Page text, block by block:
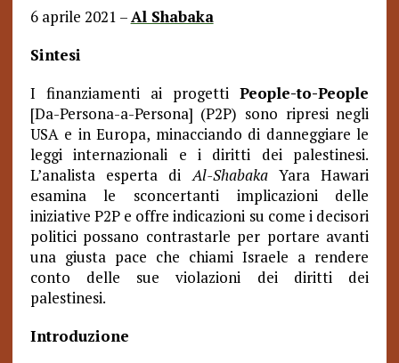
6 aprile 2021 –Al Shabaka
Sintesi
I finanziamenti ai progettiPeople-to-People
[Da-Persona-a-Persona] (P2P) sono ripresi negli
USA e in Europa, minacciando di danneggiare le
leggi internazionali e i diritti dei palestinesi.
L’analista esperta diAl-ShabakaYara Hawari
esamina le sconcertanti implicazioni delle
iniziative P2P e offre indicazioni su come i decisori
politici possano contrastarle per portare avanti
una giusta pace che chiami Israele a rendere
conto delle sue violazioni dei diritti dei
palestinesi.
Introduzione